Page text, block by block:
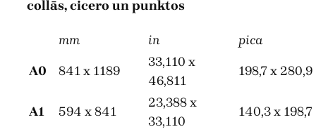
collās, cicero un punktos
mm in
pica
A0
841 x 1189
33,110 x
46,811
198,7 x 280,9
A1 594 x 841
23,388 x
33,110
140,3 x 198,7